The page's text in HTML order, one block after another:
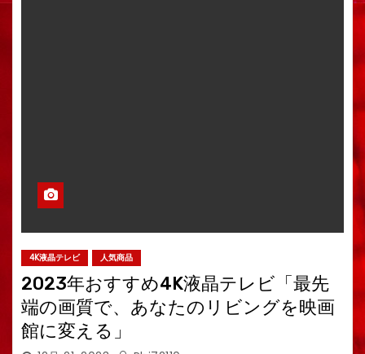
4K液晶テレビ 人気商品
2023年おすすめ4K液晶テレビ「最先
端の画質で、あなたのリビングを映画
館に変える」